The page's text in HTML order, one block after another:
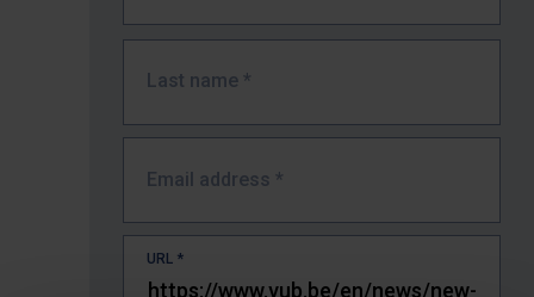
Last name *
Email address *
URL *